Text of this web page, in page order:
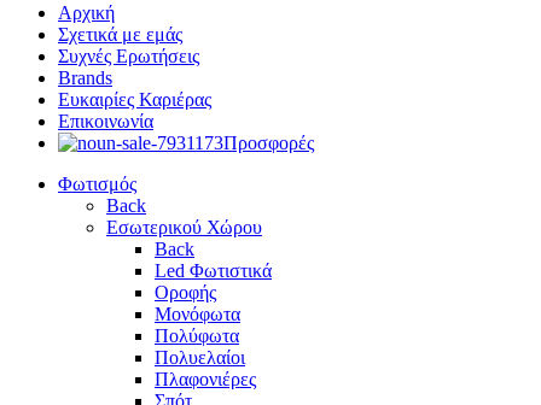
Αρχική
Σχετικά με εμάς
Συχνές Ερωτήσεις
Brands
Ευκαιρίες Καριέρας
Επικοινωνία
Προσφορές
Φωτισμός
Back
Εσωτερικού Χώρου
Back
Led Φωτιστικά
Οροφής
Μονόφωτα
Πολύφωτα
Πολυελαίοι
Πλαφονιέρες
Σπότ